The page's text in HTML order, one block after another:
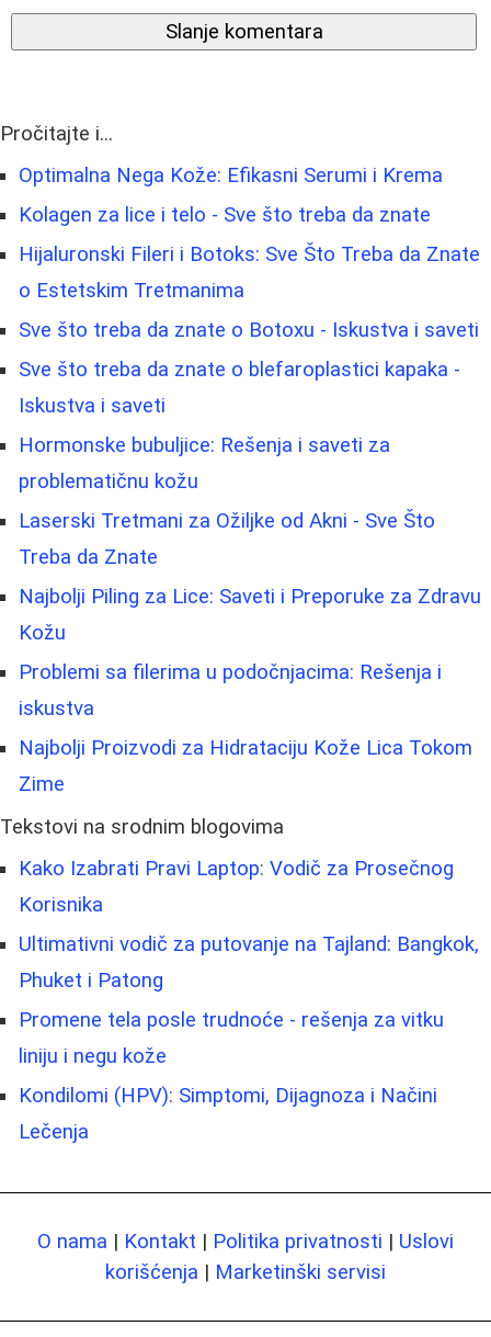
Slanje komentara
Pročitajte i...
Optimalna Nega Kože: Efikasni Serumi i Krema
Kolagen za lice i telo - Sve što treba da znate
Hijaluronski Fileri i Botoks: Sve Što Treba da Znate
o Estetskim Tretmanima
Sve što treba da znate o Botoxu - Iskustva i saveti
Sve što treba da znate o blefaroplastici kapaka -
Iskustva i saveti
Hormonske bubuljice: Rešenja i saveti za
problematičnu kožu
Laserski Tretmani za Ožiljke od Akni - Sve Što
Treba da Znate
Najbolji Piling za Lice: Saveti i Preporuke za Zdravu
Kožu
Problemi sa filerima u podočnjacima: Rešenja i
iskustva
Najbolji Proizvodi za Hidrataciju Kože Lica Tokom
Zime
Tekstovi na srodnim blogovima
Kako Izabrati Pravi Laptop: Vodič za Prosečnog
Korisnika
Ultimativni vodič za putovanje na Tajland: Bangkok,
Phuket i Patong
Promene tela posle trudnoće - rešenja za vitku
liniju i negu kože
Kondilomi (HPV): Simptomi, Dijagnoza i Načini
Lečenja
O nama | Kontakt | Politika privatnosti | Uslovi
korišćenja | Marketinški servisi